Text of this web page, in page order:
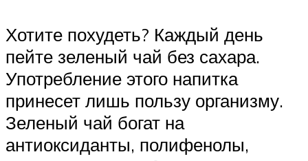
Хотите похудеть? Каждый день
пейте зеленый чай без сахара.
Употребление этого напитка
принесет лишь пользу организму.
Зеленый чай богат на
антиоксиданты, полифенолы,